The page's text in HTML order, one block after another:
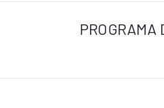
PROGRAMA